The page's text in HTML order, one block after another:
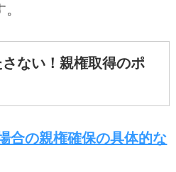
ない！親権取得のポ
合の親権確保の具体的な